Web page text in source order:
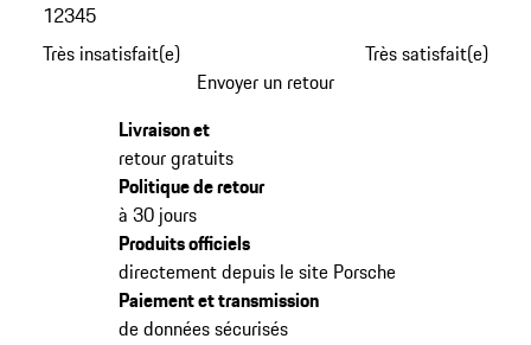
Très insatisfait(e)
12345
Très satisfait(e)
Envoyer un retour
Livraison et
retour gratuits
Politique de retour
à 30 jours
Produits officiels
directement depuis le site Porsche
Paiement et transmission
de données sécurisés